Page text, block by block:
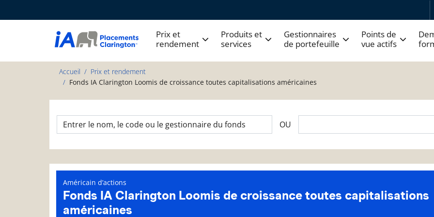
Prix et
rendement
Produits et
services
Gestionnaires
de portefeuille
Points de
vue actifs
Accueil
Prix et rendement
Fonds IA Clarington Loomis de croissance toutes capitalisations américaines
OU
Américain d’actions
Fonds IA Clarington Loomis de croissance toutes capitalisations
américaines